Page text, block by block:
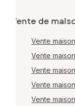
Vente de
Vente
Vente
Vente
Vente
Vente